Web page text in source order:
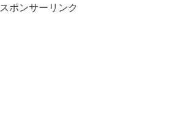
スポンサーリンク